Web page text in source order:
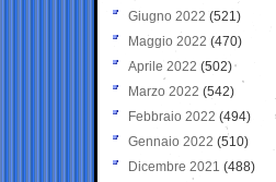
Giugno 2022 (521)
Maggio 2022 (470)
Aprile 2022 (502)
Marzo 2022 (542)
Febbraio 2022 (494)
Gennaio 2022 (510)
Dicembre 2021 (488)